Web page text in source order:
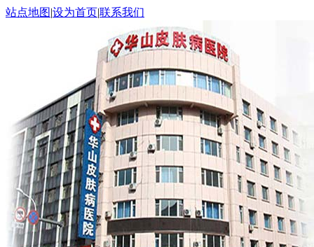
站点地图|设为首页|联系我们